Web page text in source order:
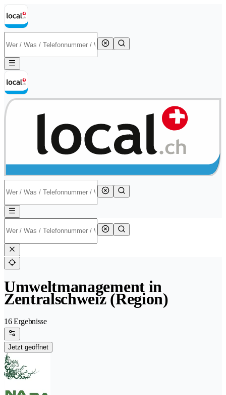
Umweltmanagement in
Zentralschweiz (Region)
16 Ergebnisse
Jetzt geöffnet